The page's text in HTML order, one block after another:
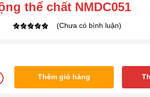
thể chất NMDC051
(Chưa có bình luận)
Thêm giỏ hàng